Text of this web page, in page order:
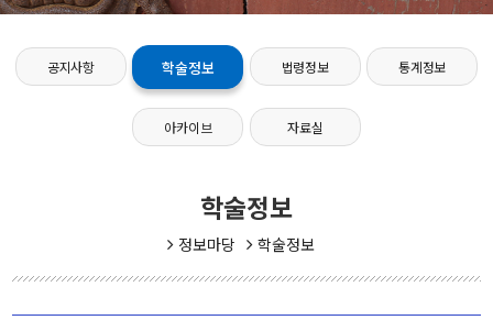
공지사항 학술정보 법령정보 통계정보
아카이브 자료실
학술정보
정보마당 학술정보